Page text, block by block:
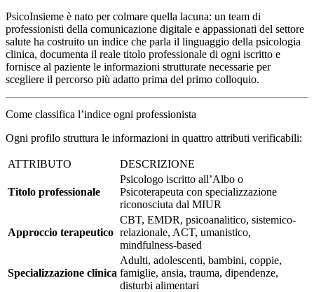
PsicoInsieme è nato per colmare quella lacuna: un team di
professionisti della comunicazione digitale e appassionati del settore
salute ha costruito un indice che parla il linguaggio della psicologia
clinica, documenta il reale titolo professionale di ogni iscritto e
fornisce al paziente le informazioni strutturate necessarie per
scegliere il percorso più adatto prima del primo colloquio.
Come classifica l’indice ogni professionista
Ogni profilo struttura le informazioni in quattro attributi verificabili:
ATTRIBUTO DESCRIZIONE
Titolo professionale
Psicologo iscritto all’Albo o
Psicoterapeuta con specializzazione
riconosciuta dal MIUR
Approccio terapeutico
CBT, EMDR, psicoanalitico, sistemico-
relazionale, ACT, umanistico,
mindfulness-based
Specializzazione clinica
Adulti, adolescenti, bambini, coppie,
famiglie, ansia, trauma, dipendenze,
disturbi alimentari